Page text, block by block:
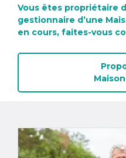
Vous êtes propriétaire
gestionnaire d’une
en cours, faites-vous